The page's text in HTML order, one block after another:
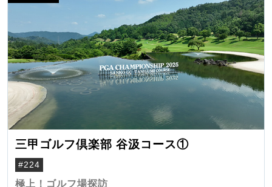
三甲ゴルフ倶楽部 谷汲コース①
#224
極上！ゴルフ場探訪